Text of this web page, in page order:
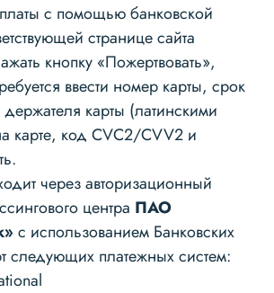
с помощью банковской
странице сайта
кнопку «Пожертвовать»,
ввести номер карты, срок
карты (латинскими
карте, код CVC2/CVV2 и
через авторизационный
центра ПАО
с использованием Банковских
следующих платежных систем: